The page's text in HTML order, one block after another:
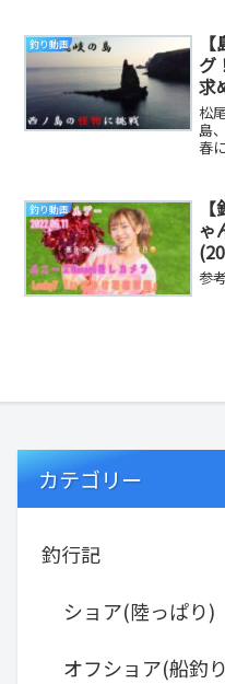
釣り動画
グ
求
松
島
春
釣り動画
ゃ
ー
参
カテゴリー
釣行記
ショア(陸っぱり)
オフショア(船釣